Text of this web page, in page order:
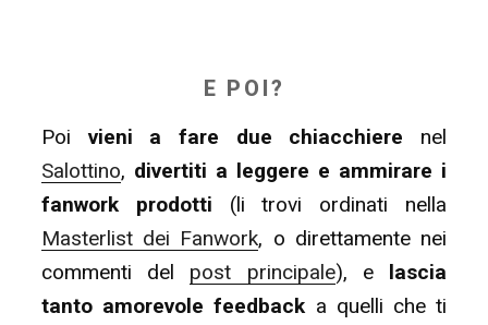
E POI?
Poivieni a fare due chiacchiere nel
Salottino, divertiti a leggere e ammirare i
fanwork prodotti (li trovi ordinati nella
Masterlist dei Fanwork, o direttamente nei
commenti del post principale), e lascia
tanto amorevole feedback a quelli che ti